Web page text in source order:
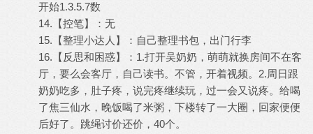
开始1.3.5.7数
14.【控笔】：无
15.【整理小达人】：自己整理书包，出门行李
16.【反思和困惑】：1.打开吴奶奶，萌萌就换房间不在客
厅，要么会客厅，自己读书。不管，开着视频。2.周日跟
奶奶吃多，肚子疼，说完疼继续玩，过一会又说疼。给喝
了焦三仙水，晚饭喝了米粥，下楼转了一大圈，回家便便
后好了。跳绳讨价还价，40个。